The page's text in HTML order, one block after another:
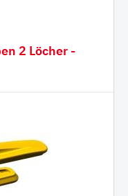
2 Löcher -